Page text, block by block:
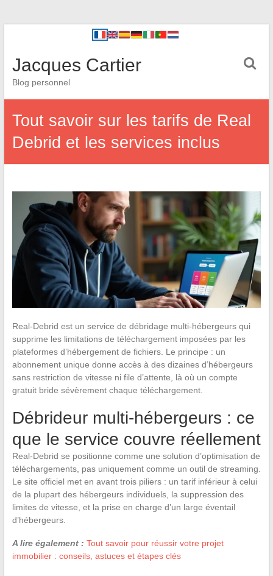
Jacques Cartier
Blog personnel
Tout savoir sur les tarifs de Real
Debrid et les services inclus
Real-Debrid est un service de débridage multi-hébergeurs qui
supprime les limitations de téléchargement imposées par les
plateformes d’hébergement de fichiers. Le principe : un
abonnement unique donne accès à des dizaines d’hébergeurs
sans restriction de vitesse ni file d’attente, là où un compte
gratuit bride sévèrement chaque téléchargement.
Débrideur multi-hébergeurs : ce
que le service couvre réellement
Real-Debrid se positionne comme une solution d’optimisation de
téléchargements, pas uniquement comme un outil de streaming.
Le site officiel met en avant trois piliers : un tarif inférieur à celui
de la plupart des hébergeurs individuels, la suppression des
limites de vitesse, et la prise en charge d’un large éventail
d’hébergeurs.
A lire également : Tout savoir pour réussir votre projet
immobilier : conseils, astuces et étapes clés